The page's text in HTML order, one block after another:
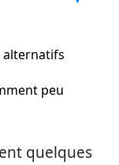
alternatifs
peu
quelques